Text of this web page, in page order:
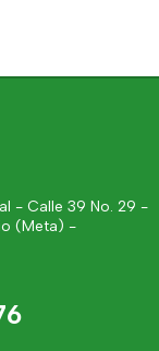
- Calle 39 No. 29 -
(Meta) -